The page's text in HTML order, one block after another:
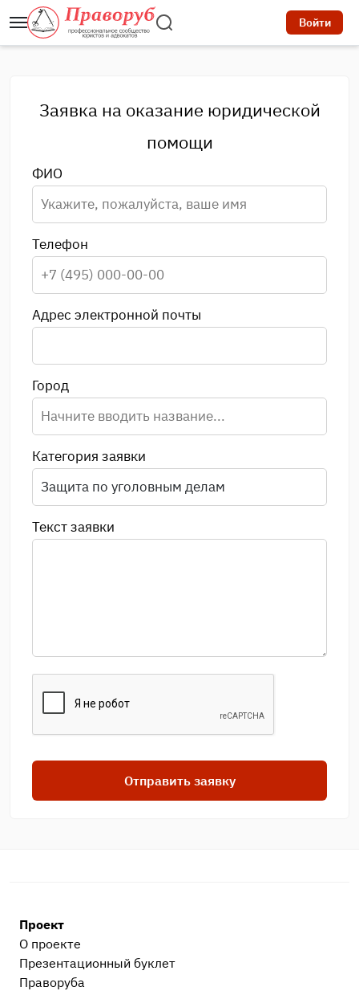
Войти
Заявка на оказание юридической
помощи
ФИО
Телефон
Адрес электронной почты
Город
Категория заявки
Текст заявки
Отправить заявку
Проект
О проекте
Презентационный букл​ет
Праворуба